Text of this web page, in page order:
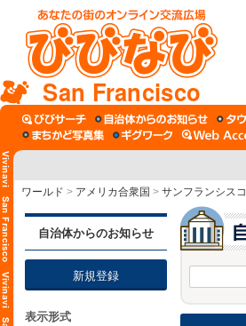
San Francisco
ワールド > アメリカ合衆国 > サンフランシスコ
自治体からのお知らせ
新規登録
表示形式